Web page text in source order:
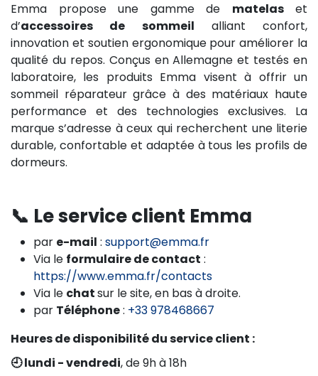
Emma propose une gamme de matelaset
d’accessoires de sommeil alliant confort,
innovation et soutien ergonomique pour améliorer la
qualité du repos. Conçus en Allemagne et testés en
laboratoire, les produits Emma visent à offrir un
sommeil réparateur grâce à des matériaux haute
performance et des technologies exclusives. La
marque s’adresse à ceux qui recherchent une literie
durable, confortable et adaptée à tous les profils de
dormeurs.
📞 Le service client Emma
par e-mail : support@emma.fr
Via le formulaire de contact :
https://www.emma.fr/contacts
Via le chatsur le site, en bas à droite.
par Téléphone: +33 978468667
Heures de disponibilité du service client :
🕘 lundi - vendredi, de 9h à 18h